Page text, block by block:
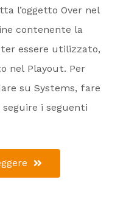
l’oggetto Over nel
contenente la
essere utilizzato,
nel Playout. Per
su Systems, fare
i seguenti